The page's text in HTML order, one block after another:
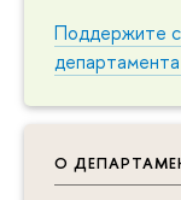
Поддержите
О